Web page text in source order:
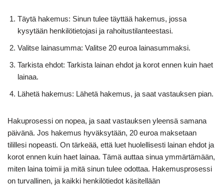
Täytä hakemus: Sinun tulee täyttää hakemus, jossa
kysytään henkilötietojasi ja rahoitustilanteestasi.
Valitse lainasumma: Valitse 20 euroa lainasummaksi.
Tarkista ehdot: Tarkista lainan ehdot ja korot ennen kuin haet
lainaa.
Lähetä hakemus: Lähetä hakemus, ja saat vastauksen pian.
Hakuprosessi on nopea, ja saat vastauksen yleensä samana
päivänä. Jos hakemus hyväksytään, 20 euroa maksetaan
tilillesi nopeasti. On tärkeää, että luet huolellisesti lainan ehdot ja
korot ennen kuin haet lainaa. Tämä auttaa sinua ymmärtämään,
miten laina toimii ja mitä sinun tulee odottaa. Hakemusprosessi
on turvallinen, ja kaikki henkilötiedot käsitellään